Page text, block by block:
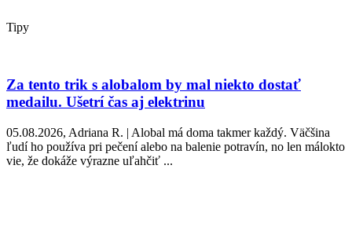
Tipy
Za tento trik s alobalom by mal niekto dostať
medailu. Ušetrí čas aj elektrinu
05.08.2026, Adriana R. | Alobal má doma takmer každý. Väčšina
ľudí ho používa pri pečení alebo na balenie potravín, no len málokto
vie, že dokáže výrazne uľahčiť ...